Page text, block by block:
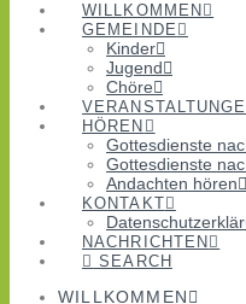
WILLKOMMEN
GEMEINDE
Kinder
Jugend
Chöre
HÖREN
Gottesdienste
Gottesdienste
Andachten hören
KONTAKT
NACHRICHTEN
SEARCH
WILLKOMMEN